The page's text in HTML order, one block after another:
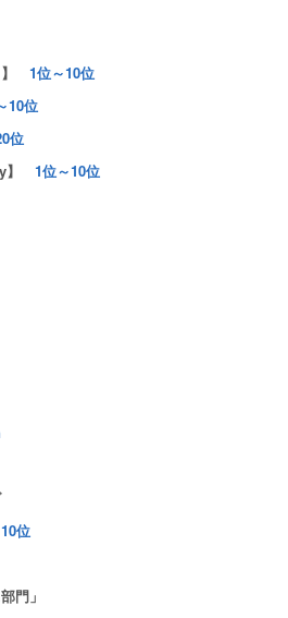
】 1位～10位
10位
位
】 1位～10位
位
門」